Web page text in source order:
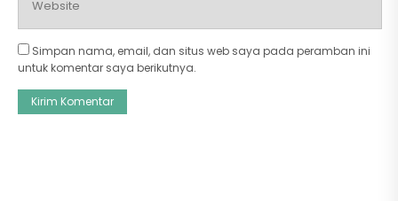
Simpan nama, email, dan situs web saya pada peramban ini
untuk komentar saya berikutnya.